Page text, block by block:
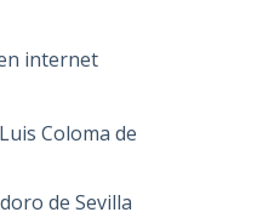
internet
Coloma de
de Sevilla